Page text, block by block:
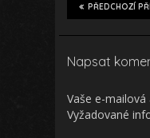
PŘEDCHOZÍ
Napsat
Vaše e-
Vyžadované